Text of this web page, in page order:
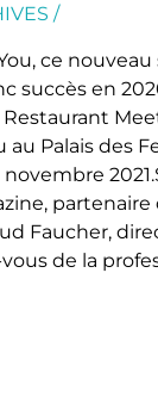
/
ce nouveau
succès en
Palais des
Faucher,
de la